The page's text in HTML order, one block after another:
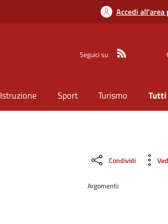
Accedi all'area
Seguici su
Istruzione Sport Turismo
Condividi
Argomenti: